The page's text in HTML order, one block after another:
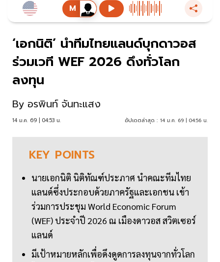
‘เอกนิติ’ นำทีมไทยแลนด์บุกดาวอส
ร่วมเวที WEF 2026 ดึงทั่วโลก
ลงทุน
By อรพินท์ จันทะแสง
14 ม.ค. 69 | 04:53 น. อัปเดตล่าสุด : 14 ม.ค. 69 | 04:56 น.
KEY POINTS
นายเอกนิติ นิติทัณฑ์ประภาศ นำคณะทีมไทย
แลนด์ซึ่งประกอบด้วยภาครัฐและเอกชน เข้า
ร่วมการประชุม World Economic Forum
(WEF) ประจำปี 2026 ณ เมืองดาวอส สวิตเซอร์
แลนด์
มีเป้าหมายหลักเพื่อดึงดูดการลงทุนจากทั่วโลก